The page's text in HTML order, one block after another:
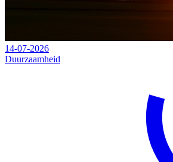
14-07-2026
Duurzaamheid